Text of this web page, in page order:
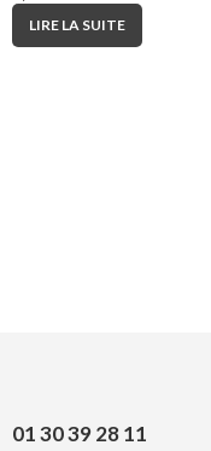
LIRE LA SUITE
01 30 39 28 11